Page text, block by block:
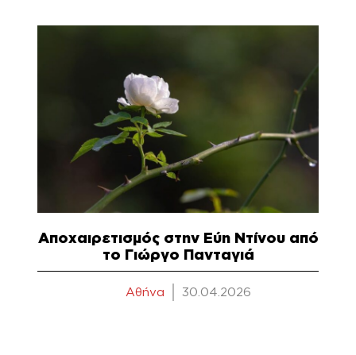
Αποχαιρετισμός στην Εύη Ντίνου από
το Γιώργο Πανταγιά
Αθήνα 30.04.2026